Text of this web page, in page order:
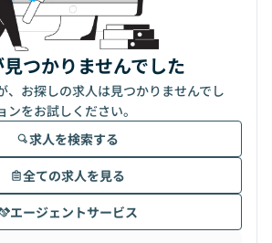
つかりませんでした
、お探しの求人は見つかりませんでし
をお試しください。
求人を検索する
全ての求人を見る
エージェントサービス